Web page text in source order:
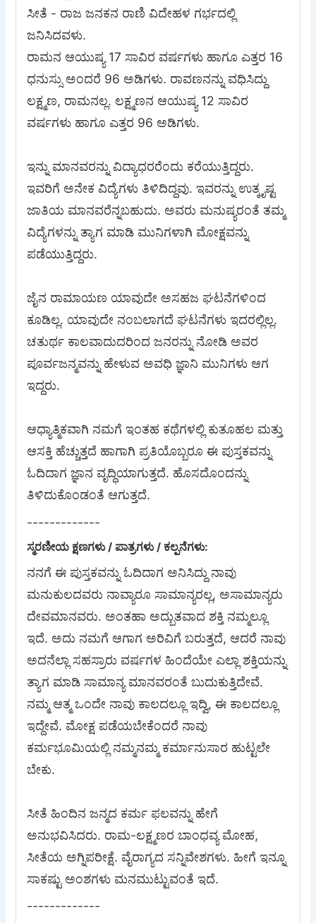
ಸೀತೆ - ರಾಜ ಜನಕನ ರಾಣಿ ವಿದೇಹಳ ಗರ್ಭದಲ್ಲಿ
ಜನಿಸಿದವಳು.
ರಾಮನ ಆಯುಷ್ಯ 17 ಸಾವಿರ ವರ್ಷಗಳು ಹಾಗೂ ಎತ್ತರ 16
ಧನುಸ್ಸು ಅಂದರೆ 96 ಅಡಿಗಳು. ರಾವಣನನ್ನು ವಧಿಸಿದ್ದು
ಲಕ್ಷ್ಮಣ, ರಾಮನಲ್ಲ. ಲಕ್ಷ್ಮಣನ ಆಯುಷ್ಯ 12 ಸಾವಿರ
ವರ್ಷಗಳು ಹಾಗೂ ಎತ್ತರ 96 ಅಡಿಗಳು.
ಇನ್ನು ಮಾನವರನ್ನು ವಿದ್ಯಾಧರರೆಂದು ಕರೆಯುತ್ತಿದ್ದರು.
ಇವರಿಗೆ ಅನೇಕ ವಿದ್ಯೆಗಳು ತಿಳಿದಿದ್ದವು. ಇವರನ್ನು ಉತ್ಕೃಷ್ಟ
ಜಾತಿಯ ಮಾನವರೆನ್ನಬಹುದು. ಅವರು ಮನುಷ್ಯರಂತೆ ತಮ್ಮ
ವಿದ್ಯೆಗಳನ್ನು ತ್ಯಾಗ ಮಾಡಿ ಮುನಿಗಳಾಗಿ ಮೋಕ್ಷವನ್ನು
ಪಡೆಯುತ್ತಿದ್ದರು.
ಜೈನ ರಾಮಾಯಣ ಯಾವುದೇ ಅಸಹಜ ಘಟನೆಗಳಿಂದ
ಕೂಡಿಲ್ಲ. ಯಾವುದೇ ನಂಬಲಾಗದೆ ಘಟನೆಗಳು ಇದರಲ್ಲಿಲ್ಲ.
ಚತುರ್ಥ ಕಾಲವಾದುದರಿಂದ ಜನರನ್ನು ನೋಡಿ ಅವರ
ಪೂರ್ವಜನ್ಮವನ್ನು ಹೇಳುವ ಅವಧಿ ಜ್ಞಾನಿ ಮುನಿಗಳು ಆಗ
ಇದ್ದರು.
ಆಧ್ಯಾತ್ಮಿಕವಾಗಿ ನಮಗೆ ಇಂತಹ ಕಥೆಗಳಲ್ಲಿ ಕುತೂಹಲ ಮತ್ತು
ಆಸಕ್ತಿ ಹೆಚ್ಚುತ್ತದೆ ಹಾಗಾಗಿ ಪ್ರತಿಯೊಬ್ಬರೂ ಈ ಪುಸ್ತಕವನ್ನು
ಓದಿದಾಗ ಜ್ಞಾನ ವೃದ್ಧಿಯಾಗುತ್ತದೆ. ಹೊಸದೊಂದನ್ನು
ತಿಳಿದುಕೊಂಡಂತೆ ಆಗುತ್ತದೆ.
-------------
ಸ್ಮರಣೀಯ ಕ್ಷಣಗಳು / ಪಾತ್ರಗಳು / ಕಲ್ಪನೆಗಳು:
ನನಗೆ ಈ ಪುಸ್ತಕವನ್ನು ಓದಿದಾಗ ಅನಿಸಿದ್ದು ನಾವು
ಮನುಕುಲದವರು ನಾವ್ಯಾರೂ ಸಾಮಾನ್ಯರಲ್ಲ, ಅಸಾಮಾನ್ಯರು
ದೇವಮಾನವರು. ಅಂತಹಾ ಅದ್ಬುತವಾದ ಶಕ್ತಿ ನಮ್ಮಲ್ಲೂ
ಇದೆ. ಅದು ನಮಗೆ ಆಗಾಗ ಅರಿವಿಗೆ ಬರುತ್ತದೆ, ಆದರೆ ನಾವು
ಅದನೆಲ್ಲಾ ಸಹಸ್ರಾರು ವರ್ಷಗಳ ಹಿಂದೆಯೇ ಎಲ್ಲಾ ಶಕ್ತಿಯನ್ನು
ತ್ಯಾಗ ಮಾಡಿ ಸಾಮಾನ್ಯ ಮಾನವರಂತೆ ಬುದುಕುತ್ತಿದೇವೆ.
ನಮ್ಮ ಆತ್ಮ ಒಂದೇ ನಾವು ಕಾಲದಲ್ಲೂ ಇದ್ವಿ, ಈ ಕಾಲದಲ್ಲೂ
ಇದ್ದೇವೆ. ಮೋಕ್ಷ ಪಡೆಯಬೇಕೆಂದರೆ ನಾವು
ಕರ್ಮಭೂಮಿಯಲ್ಲಿ ನಮ್ಮನಮ್ಮ ಕರ್ಮಾನುಸಾರ ಹುಟ್ಟಲೇ
ಬೇಕು.
ಸೀತೆ ಹಿಂದಿನ ಜನ್ಮದ ಕರ್ಮ ಫಲವನ್ನು ಹೇಗೆ
ಅನುಭವಿಸಿದರು. ರಾಮ-ಲಕ್ಷ್ಮಣರ ಬಾಂಧವ್ಯ ಮೋಹ,
ಸೀತೆಯ ಅಗ್ನಿಪರೀಕ್ಷೆ. ವೈರಾಗ್ಯದ ಸನ್ನಿವೇಶಗಳು. ಹೀಗೆ ಇನ್ನೂ
ಸಾಕಷ್ಟು ಅಂಶಗಳು ಮನಮುಟ್ಟುವಂತೆ ಇದೆ.
-------------